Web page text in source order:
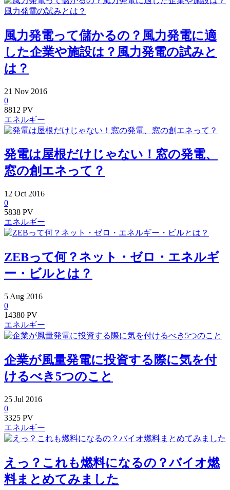
風力発電って儲かるの？風力発電に適
した企業や施設は？風力発電の試みと
は？
21 Nov 2016
0
8812 PV
エネルギー
発電は屋根だけじゃない！窓の発電、
窓の創エネって？
12 Oct 2016
0
5838 PV
エネルギー
ZEBって何？ネット・ゼロ・エネルギ
ー・ビルとは？
5 Aug 2016
0
14380 PV
エネルギー
企業が風量発電に投資する際に気を付
けるべき5つのこと
25 Jul 2016
0
3325 PV
エネルギー
えっ？これも燃料になるの？バイオ燃
料まとめてみました